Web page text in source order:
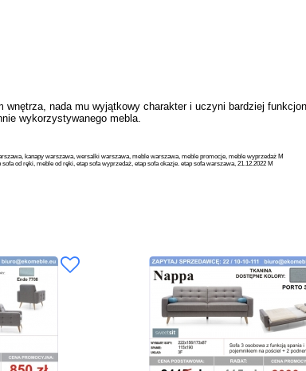
wnętrza, nada mu wyjątkowy charakter i uczyni bardziej
wykorzystywanego mebla.
kanapy warszawa, wersalki warszawa, meble warszawa, meble promocje, meble wyprzedaż M
od ręki, meble od ręki, etap sofa wyprzedaż, etap sofa okazje. etap sofa warszawa, 21.12.2022 M